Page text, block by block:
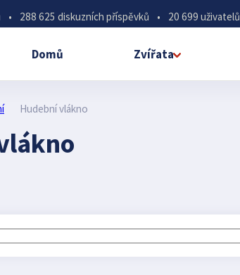
• 288 625 diskuzních příspěvků • 20 699 uživatelů
Domů Zvířata
Hudební vlákno